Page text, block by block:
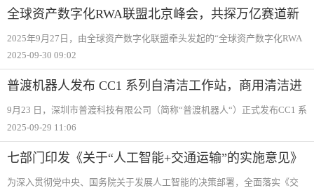
不断夯实实
全球资产数字化RWA联盟北京峰会，共探万亿赛道新
路径
2025年9月27日，由全球资产数字化联盟牵头发起的“全球资产数字化RWA
生态联盟启动会暨RWA生态高峰论坛“在北京金隅喜来登大酒店隆重举行。
研院所
2025-09-30 09:02
普渡机器人发布 CC1 系列自清洁工作站，商用清洁进
入全栈智能时代
9月23 日，深圳市普渡科技有限公司（简称“普渡机器人“）正式发布CC1 系
列自清洁工作站。该工作站适配PUDU CC1 及CC1 Pro 清洁机器人系列产
无人智能
2025-09-29 11:06
七部门印发《关于“人工智能+交通运输”的实施意见》
为深入贯彻党中央、国务院关于发展人工智能的决策部署，全面落实《交